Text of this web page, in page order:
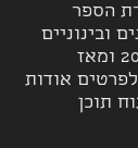
הספר
ובינוניים
בישראל. חוה הקימה את החברה בשנת 2005 ומאז
אודות
תוכן